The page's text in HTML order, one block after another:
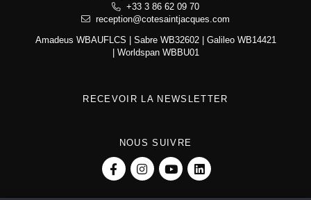
+33 3 86 62 09 70
reception@cotesaintjacques.com
Amadeus WBAUFLCS | Sabre WB32602 | Galileo WB14421
| Worldspan WBBU01
RECEVOIR LA NEWSLETTER
NOUS SUIVRE
reception@cotesaintjacques.com